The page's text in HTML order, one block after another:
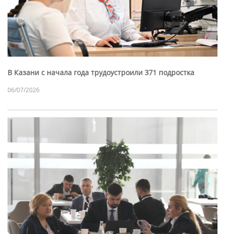
В Казани с начала года трудоустроили 371 подростка
06/07/2026